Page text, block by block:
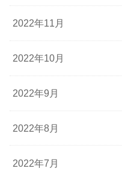
2022年11月
2022年10月
2022年9月
2022年8月
2022年7月